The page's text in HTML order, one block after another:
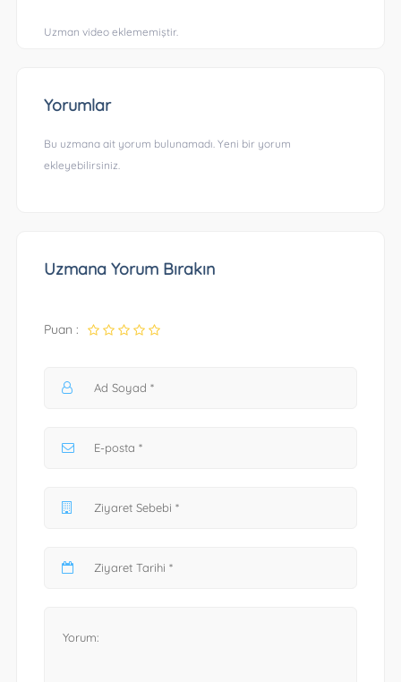
Uzman video eklememiştir.
Yorumlar
Bu uzmana ait yorum bulunamadı. Yeni bir yorum
ekleyebilirsiniz.
Uzmana Yorum Bırakın
Puan :